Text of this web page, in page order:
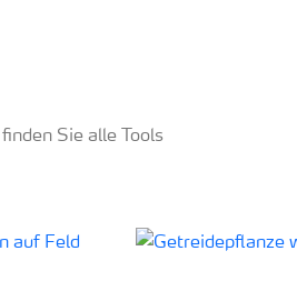
Sie alle Tools